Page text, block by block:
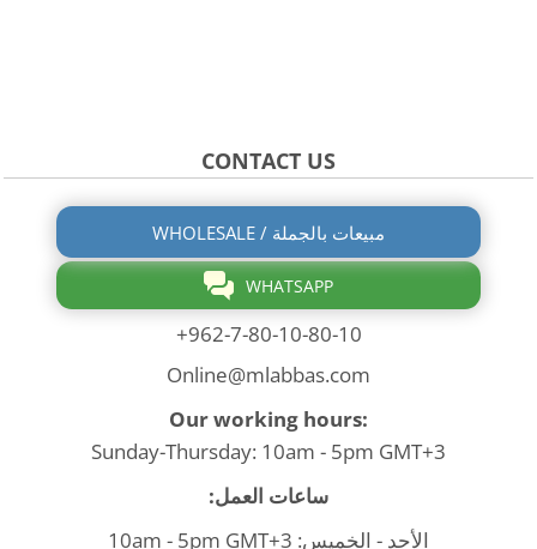
CONTACT US
WHOLESALE / مبيعات بالجملة
WHATSAPP
+962-7-80-10-80-10
Online@mlabbas.com
Our working hours:
Sunday-Thursday: 10am - 5pm GMT+3
ساعات العمل:
الأحد - الخميس: 10am - 5pm GMT+3